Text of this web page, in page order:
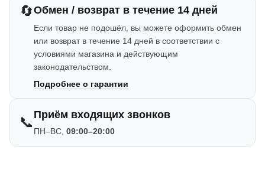
🔄Обмен / возврат в течение 14 дней
Если товар не подошёл, вы можете оформить обмен
или возврат в течение 14 дней в соответствии с
условиями магазина и действующим
законодательством.
Подробнее о гарантии
📞 Приём входящих звонков
ПН–ВС, 09:00–20:00